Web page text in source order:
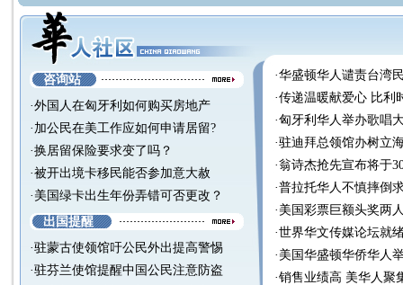
咨询站
·外国人在匈牙利如何购买房地产
· 加公民在美工作应如何申请居留?
·换居留保险要求变了吗？
·被开出境卡移民能否参加意大赦
· 美国绿卡出生年份弄错可否更改？
出国提醒
·驻蒙古使领馆吁公民外出提高警惕
·驻芬兰使馆提醒中国公民注意防盗
·华盛顿华人谴责台湾
·传递温暖献爱心 比利
·匈牙利华人举办歌唱
·驻迪拜总领馆办树立
·翁诗杰抢先宣布将于
·普拉托华人不慎摔倒
· 美国彩票巨额头奖两
·世界华文传媒论坛就
· 美国华盛顿华侨华人
·销售业绩高 美华人聚